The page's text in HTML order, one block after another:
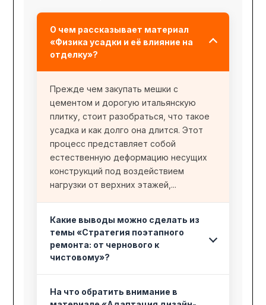
О чем рассказывает материал
«Физика усадки и её влияние на
отделку»?
Прежде чем закупать мешки с
цементом и дорогую итальянскую
плитку, стоит разобраться, что такое
усадка и как долго она длится. Этот
процесс представляет собой
естественную деформацию несущих
конструкций под воздействием
нагрузки от верхних этажей,...
Какие выводы можно сделать из
темы «Стратегия поэтапного
ремонта: от чернового к
чистовому»?
На что обратить внимание в